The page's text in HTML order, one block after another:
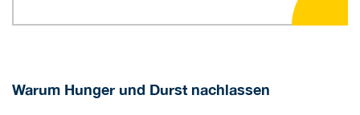
Warum Hunger und Durst nachlassen